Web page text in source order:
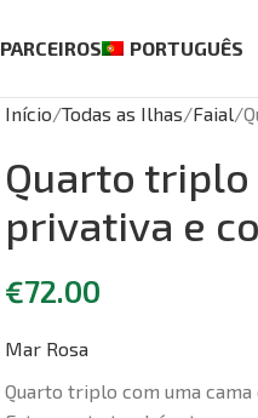
PARCEIROS PORTUGUÊS
Início Todas as Ilhas Faial
Quarto triplo
privativa e
€72.00
Mar Rosa
Quarto triplo com uma cama